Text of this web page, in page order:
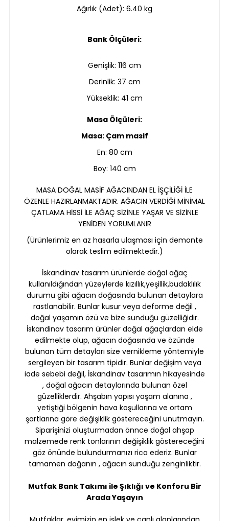
Ağırlık (Adet): 6.40 kg
Bank Ölçüleri:
Genişlik: 116 cm
Derinlik: 37 cm
Yükseklik: 41 cm
Masa Ölçüleri:
Masa: Çam masif
En: 80 cm
Boy: 140 cm
MASA DOĞAL MASİF AĞACINDAN EL İŞÇİLİĞİ İLE
ÖZENLE HAZIRLANMAKTADIR. AĞACIN VERDİĞİ MİNİMAL
ÇATLAMA HİSSİ İLE AĞAÇ SİZİNLE YAŞAR VE SİZİNLE
YENİDEN YORUMLANIR
(Ürünlerimiz en az hasarla ulaşması için demonte
olarak teslim edilmektedir.)
İskandinav tasarım ürünlerde doğal ağaç
kullanıldığından yüzeylerde kızıllık,yeşillik,budaklılık
durumu gibi ağacın doğasında bulunan detaylara
rastlanabilir. Bunlar kusur veya deforme değil ,
doğal yaşamın özü ve bize sunduğu güzelliğidir.
İskandinav tasarım ürünler doğal ağaçlardan elde
edilmekte olup, ağacın doğasında ve özünde
bulunan tüm detayları size vernikleme yöntemiyle
sergileyen bir tasarım tipidir. Bunlar değişim veya
iade sebebi değil, İskandinav tasarımın hikayesinde
, doğal ağacın detaylarında bulunan özel
güzelliklerdir. Ahşabın yapısı yaşam alanına ,
yetiştiği bölgenin hava koşullarına ve ortam
şartlarına göre değişiklik göstereceğini unutmayın.
Siparişinizi oluşturmadan önnce doğal ahşap
malzemede renk tonlarının değişiklik göstereceğini
göz önünde bulundurmanızı rica ederiz. Bunlar
tamamen doğanın , ağacın sunduğu zenginliktir.
Mutfak Bank Takımı ile Şıklığı ve Konforu Bir
Arada Yaşayın